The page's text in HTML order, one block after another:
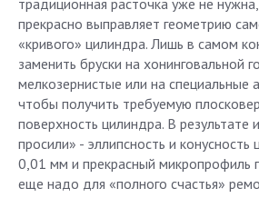
традиционная расточка уже не
прекрасно выправляет геометрию
«кривого» цилиндра. Лишь в самом
заменить бруски на хонинговальной
мелкозернистые или на специальные
чтобы получить требуемую
поверхность цилиндра. В результате
просили» - эллипсность и
0,01 мм и прекрасный микропрофиль
еще надо для «полного счастья»